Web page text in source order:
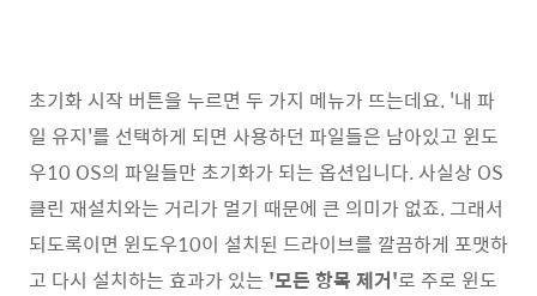
초기화 시작 버튼을 누르면 두 가지 메뉴가 뜨는데요. '내 파
일 유지'를 선택하게 되면 사용하던 파일들은 남아있고 윈도
우10 OS의 파일들만 초기화가 되는 옵션입니다. 사실상 OS
클린 재설치와는 거리가 멀기 때문에 큰 의미가 없죠. 그래서
되도록이면 윈도우10이 설치된 드라이브를 깔끔하게 포맷하
고 다시 설치하는 효과가 있는 '모든 항목 제거'로 주로 윈도